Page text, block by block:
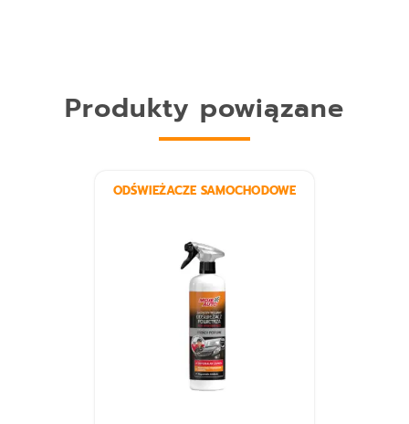
Produkty powiązane
ODŚWIEŻACZE SAMOCHODOWE